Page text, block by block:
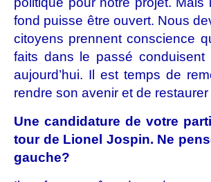
fond puisse être ouvert. Nous
citoyens prennent conscience
faits dans le passé
aujourd’hui. Il est temps de
rendre son avenir et de
Une candidature de votre
tour de Lionel Jospin. Ne
gauche?